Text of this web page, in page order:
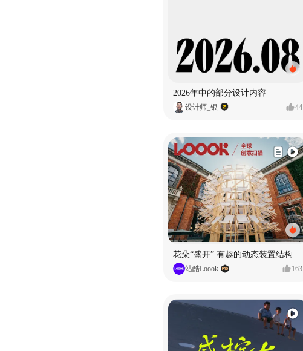
2026年中的部分设计内容
设计师_银 44
花朵“盛开” 有趣的动态装置结构
站酷Loook 163